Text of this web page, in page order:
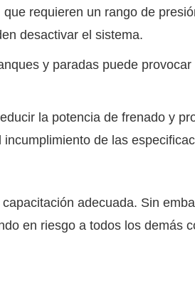
requieren un rango de
desactivar el sistema.
y paradas puede
la potencia de frenado y
de las
adecuada. Sin
en riesgo a todos los demás